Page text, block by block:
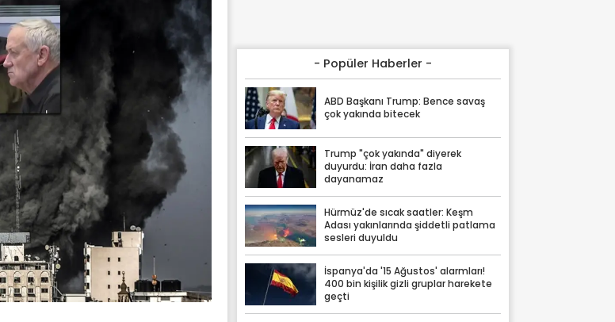
- Popüler Haberler -
ABD Başkanı Trump: Bence savaş
çok yakında bitecek
Trump "çok yakında" diyerek
duyurdu: İran daha fazla
dayanamaz
Hürmüz'de sıcak saatler: Keşm
Adası yakınlarında şiddetli patlama
sesleri duyuldu
İspanya'da '15 Ağustos' alarmları!
400 bin kişilik gizli gruplar harekete
geçti